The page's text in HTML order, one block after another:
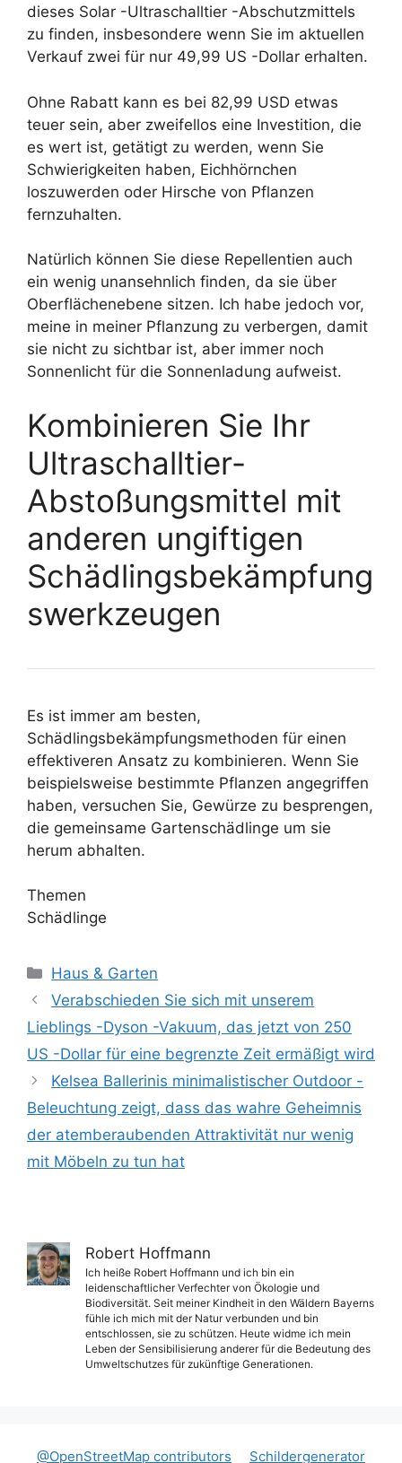
dieses Solar -Ultraschalltier -Abschutzmittels
zu finden, insbesondere wenn Sie im aktuellen
Verkauf zwei für nur 49,99 US -Dollar erhalten.
Ohne Rabatt kann es bei 82,99 USD etwas
teuer sein, aber zweifellos eine Investition, die
es wert ist, getätigt zu werden, wenn Sie
Schwierigkeiten haben, Eichhörnchen
loszuwerden oder Hirsche von Pflanzen
fernzuhalten.
Natürlich können Sie diese Repellentien auch
ein wenig unansehnlich finden, da sie über
Oberflächenebene sitzen. Ich habe jedoch vor,
meine in meiner Pflanzung zu verbergen, damit
sie nicht zu sichtbar ist, aber immer noch
Sonnenlicht für die Sonnenladung aufweist.
Kombinieren Sie Ihr
Ultraschalltier-
Abstoßungsmittel mit
anderen ungiftigen
Schädlingsbekämpfung
swerkzeugen
Es ist immer am besten,
Schädlingsbekämpfungsmethoden für einen
effektiveren Ansatz zu kombinieren. Wenn Sie
beispielsweise bestimmte Pflanzen angegriffen
haben, versuchen Sie, Gewürze zu besprengen,
die gemeinsame Gartenschädlinge um sie
herum abhalten.
Themen
Schädlinge
Kategorien
Haus & Garten
Verabschieden Sie sich mit unserem
Lieblings -Dyson -Vakuum, das jetzt von 250
US -Dollar für eine begrenzte Zeit ermäßigt wird
Kelsea Ballerinis minimalistischer Outdoor -
Beleuchtung zeigt, dass das wahre Geheimnis
der atemberaubenden Attraktivität nur wenig
mit Möbeln zu tun hat
Robert Hoffmann
Ich heiße Robert Hoffmann und ich bin ein
leidenschaftlicher Verfechter von Ökologie und
Biodiversität. Seit meiner Kindheit in den Wäldern Bayerns
fühle ich mich mit der Natur verbunden und bin
entschlossen, sie zu schützen. Heute widme ich mein
Leben der Sensibilisierung anderer für die Bedeutung des
Umweltschutzes für zukünftige Generationen.
@OpenStreetMap contributors Schildergenerator